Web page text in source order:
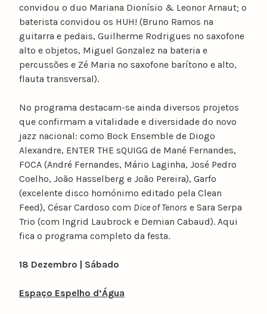
convidou o duo Mariana Dionísio & Leonor Arnaut; o
baterista convidou os HUH! (Bruno Ramos na
guitarra e pedais, Guilherme Rodrigues no saxofone
alto e objetos, Miguel Gonzalez na bateria e
percussões e Zé Maria no saxofone barítono e alto,
flauta transversal).
No programa destacam-se ainda diversos projetos
que confirmam a vitalidade e diversidade do novo
jazz nacional: como Bock Ensemble de Diogo
Alexandre, ENTER THE sQUIGG de Mané Fernandes,
FOCA (André Fernandes, Mário Laginha, José Pedro
Coelho, João Hasselberg e João Pereira), Garfo
(excelente disco homónimo editado pela Clean
Feed), César Cardoso com Dice of Tenors e Sara Serpa
Trio (com Ingrid Laubrock e Demian Cabaud). Aqui
fica o programa completo da festa.
18 Dezembro | Sábado
Espaço Espelho d’Água